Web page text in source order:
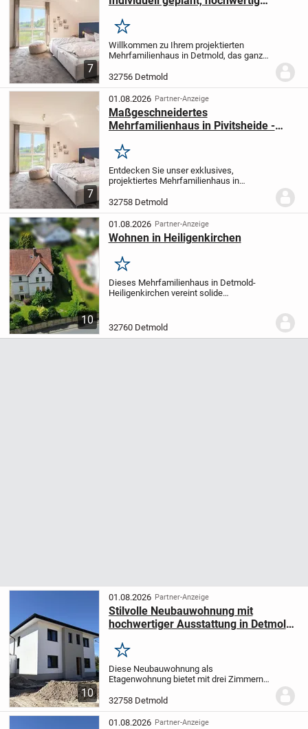
7
Merken
Willkommen zu Ihrem projektierten
Mehrfamilienhaus in Detmold, das ganz
Vorstellungen gestaltet wird. Dieses
moderne Fertighaus bietet Ihnen und Ihrer
Familie mit...
32756 Detmold
7
01.08.2026 Partner-Anzeige
Maßgeschneidertes
Mehrfamilienhaus in Pivitsheide -
Merken
Entdecken Sie unser exklusives,
projektiertes Mehrfamilienhaus in
individuellen Wünschen und
Vorstellungen gestaltet wird. Mit einer
großzügigen Wohnfläche von 237 m²...
32758 Detmold
10
01.08.2026 Partner-Anzeige
Wohnen in Heiligenkirchen
Merken
Dieses Mehrfamilienhaus in Detmold-
Heiligenkirchen vereint solide
Das im Jahr 1936 errichtete Gebäude
32760 Detmold
10
01.08.2026 Partner-Anzeige
Stilvolle Neubauwohnung mit
hochwertiger Ausstattung in Detmold
Merken
Diese Neubauwohnung als
Etagenwohnung bietet mit drei Zimmern
modernen Wohnkomfort mit funktionaler
Gestaltung verbindet. Der großzügige
offene Koch- und Wohnbereich...
32758 Detmold
01.08.2026 Partner-Anzeige